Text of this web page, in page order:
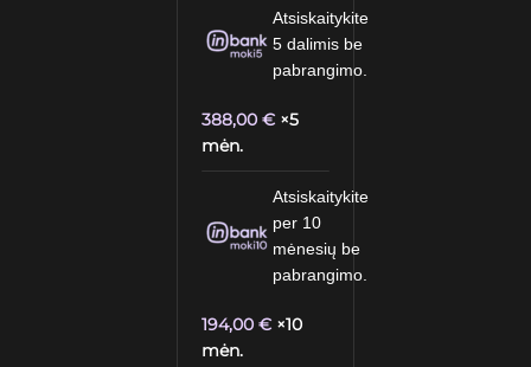
Atsiskaitykite
5 dalimis be
pabrangimo.
388,00€ ×5
mėn.
Atsiskaitykite
per 10
mėnesių be
pabrangimo.
194,00€ ×10
mėn.